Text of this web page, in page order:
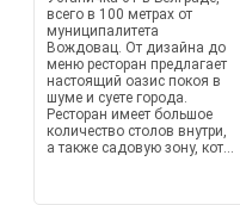
всего в 100 метрах от
муниципалитета
Вождовац. От дизайна до
меню ресторан предлагает
настоящий оазис покоя в
шуме и суете города.
Ресторан имеет большое
количество столов внутри,
а также садовую зону, кот...